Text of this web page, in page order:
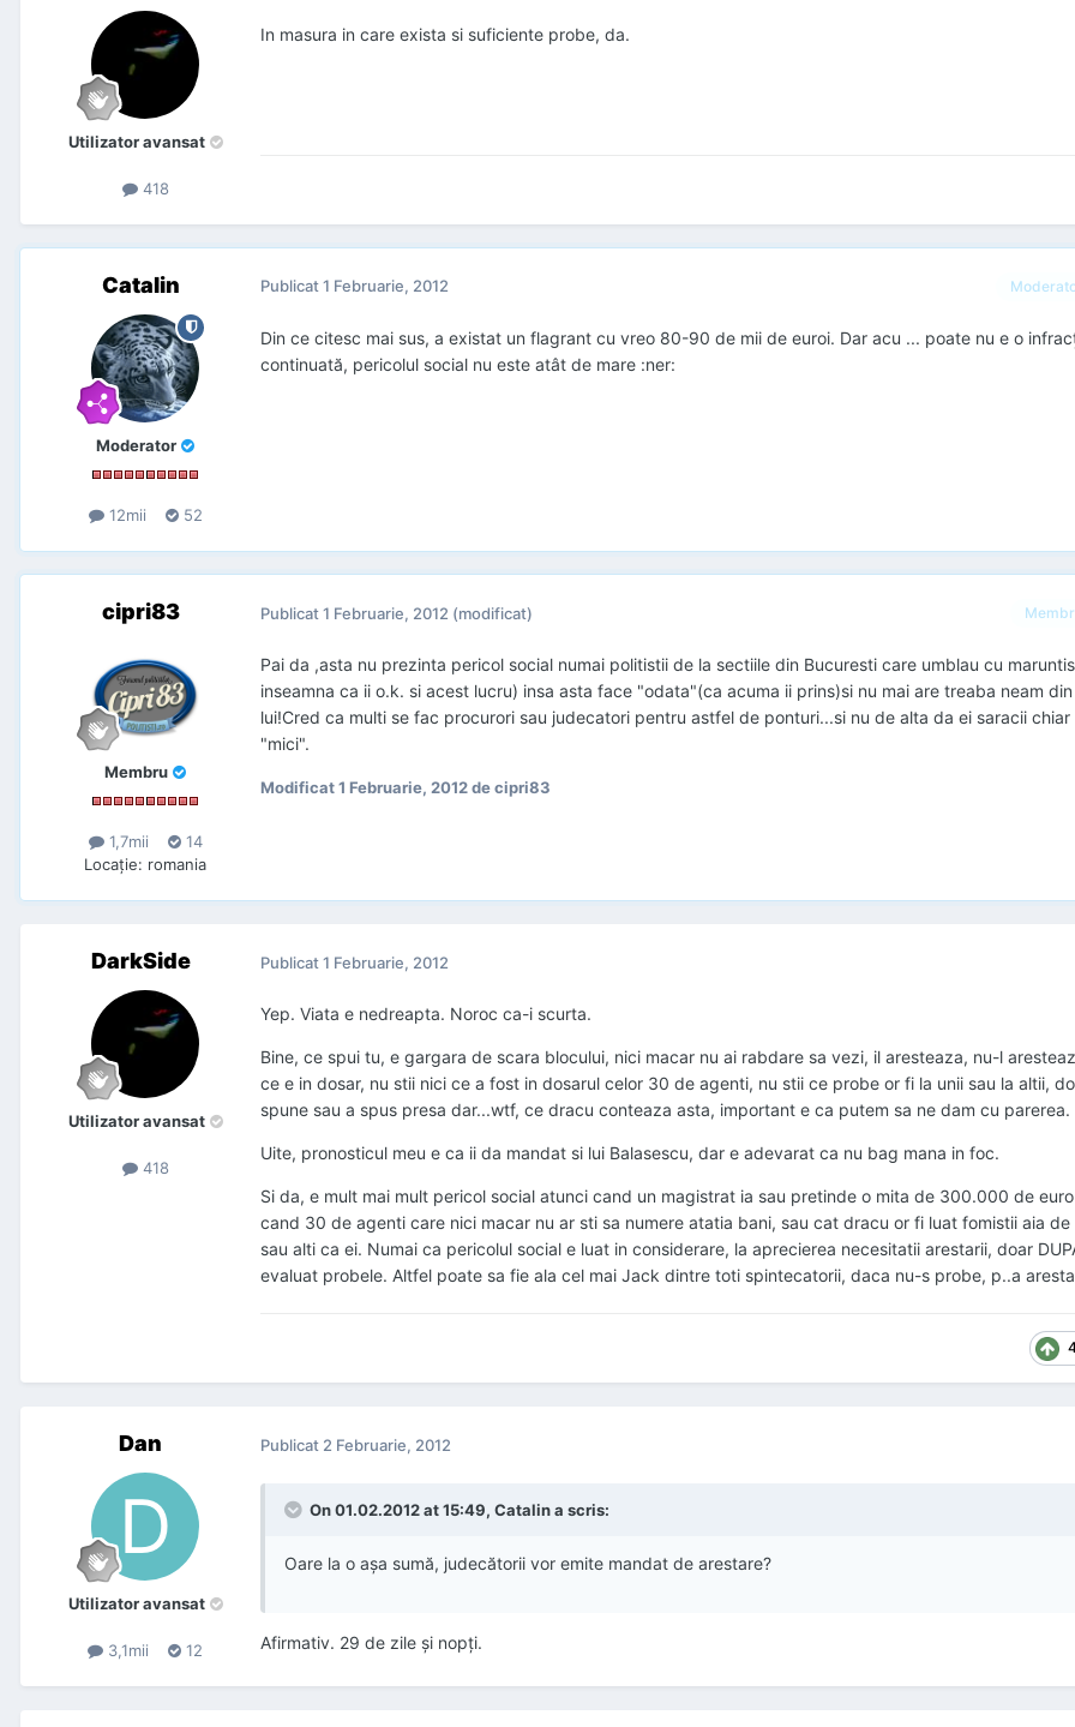
Utilizator avansat
418
In masura in care exista si suficiente probe, da.
Catalin
Moderator
12mii 52
Publicat1 Februarie, 2012
Din ce citesc mai sus, a existat un flagrant cu vreo 80-90 de mii de euroi. Dar acu ... poate nu e o
continuată, pericolul social nu este atât de mare :ner:
cipri83
Membru
1,7mii
14
Locaţie: romania
Publicat1 Februarie, 2012 (modificat)
Pai da ,asta nu prezinta pericol social numai politistii de la sectiile din Bucuresti care umblau cu
inseamna ca ii o.k. si acest lucru) insa asta face "odata"(ca acuma ii prins)si nu mai are treaba neam
lui!Cred ca multi se fac procurori sau judecatori pentru astfel de ponturi...si nu de alta da ei saracii chiar
"mici".
Modificat1 Februarie, 2012de cipri83
DarkSide
Utilizator avansat
418
Publicat1 Februarie, 2012
Yep. Viata e nedreapta. Noroc ca-i scurta.
Bine, ce spui tu, e gargara de scara blocului, nici macar nu ai rabdare sa vezi, il aresteaza, nu-l
ce e in dosar, nu stii nici ce a fost in dosarul celor 30 de agenti, nu stii ce probe or fi la unii sau la altii,
spune sau a spus presa dar...wtf, ce dracu conteaza asta, important e ca putem sa ne dam cu parerea.
Uite, pronosticul meu e ca ii da mandat si lui Balasescu, dar e adevarat ca nu bag mana in foc.
Si da, e mult mai mult pericol social atunci cand un magistrat ia sau pretinde o mita de 300.000 de
cand 30 de agenti care nici macar nu ar sti sa numere atatia bani, sau cat dracu or fi luat fomistii aia de
sau alti ca ei. Numai ca pericolul social e luat in considerare, la aprecierea necesitatii arestarii, doar
evaluat probele. Altfel poate sa fie ala cel mai Jack dintre toti spintecatorii, daca nu-s probe, p..a
Dan
Utilizator avansat
3,1mii 12
Publicat 2 Februarie, 2012
On 01.02.2012 at 15:49, Catalin a scris:
Oare la o așa sumă, judecătorii vor emite mandat de arestare?
Afirmativ. 29 de zile şi nopţi.